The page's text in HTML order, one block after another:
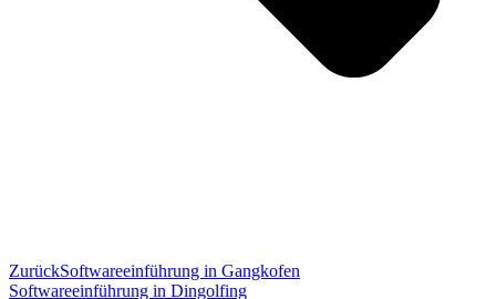
ZurückSoftwareeinführung in Gangkofen
Softwareeinführung in Dingolfing